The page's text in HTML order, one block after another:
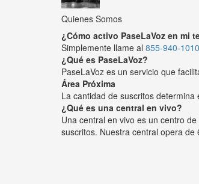
Quienes Somos
¿Cómo activo PaseLaVoz en mi
Simplemente llame al 855-940-1010
¿Qué es PaseLaVoz?
PaseLaVoz es un servicio que
Área Próxima
La cantidad de suscritos
¿Qué es una central en vivo?
Una central en vivo es un centro
suscritos. Nuestra central opera